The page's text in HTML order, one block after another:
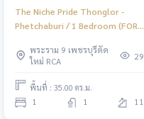
The Niche Pride Thonglor -
Phetchaburi / 1 Bedroom (FOR
เพชรบุรี / 1 ห้องนอน (ขาย) PEII101
พระราม 9 เพชรบุรีตัด
ใหม่ RCA
29
พื้นที่ : 35.00 ตร.ม.
1 1 11